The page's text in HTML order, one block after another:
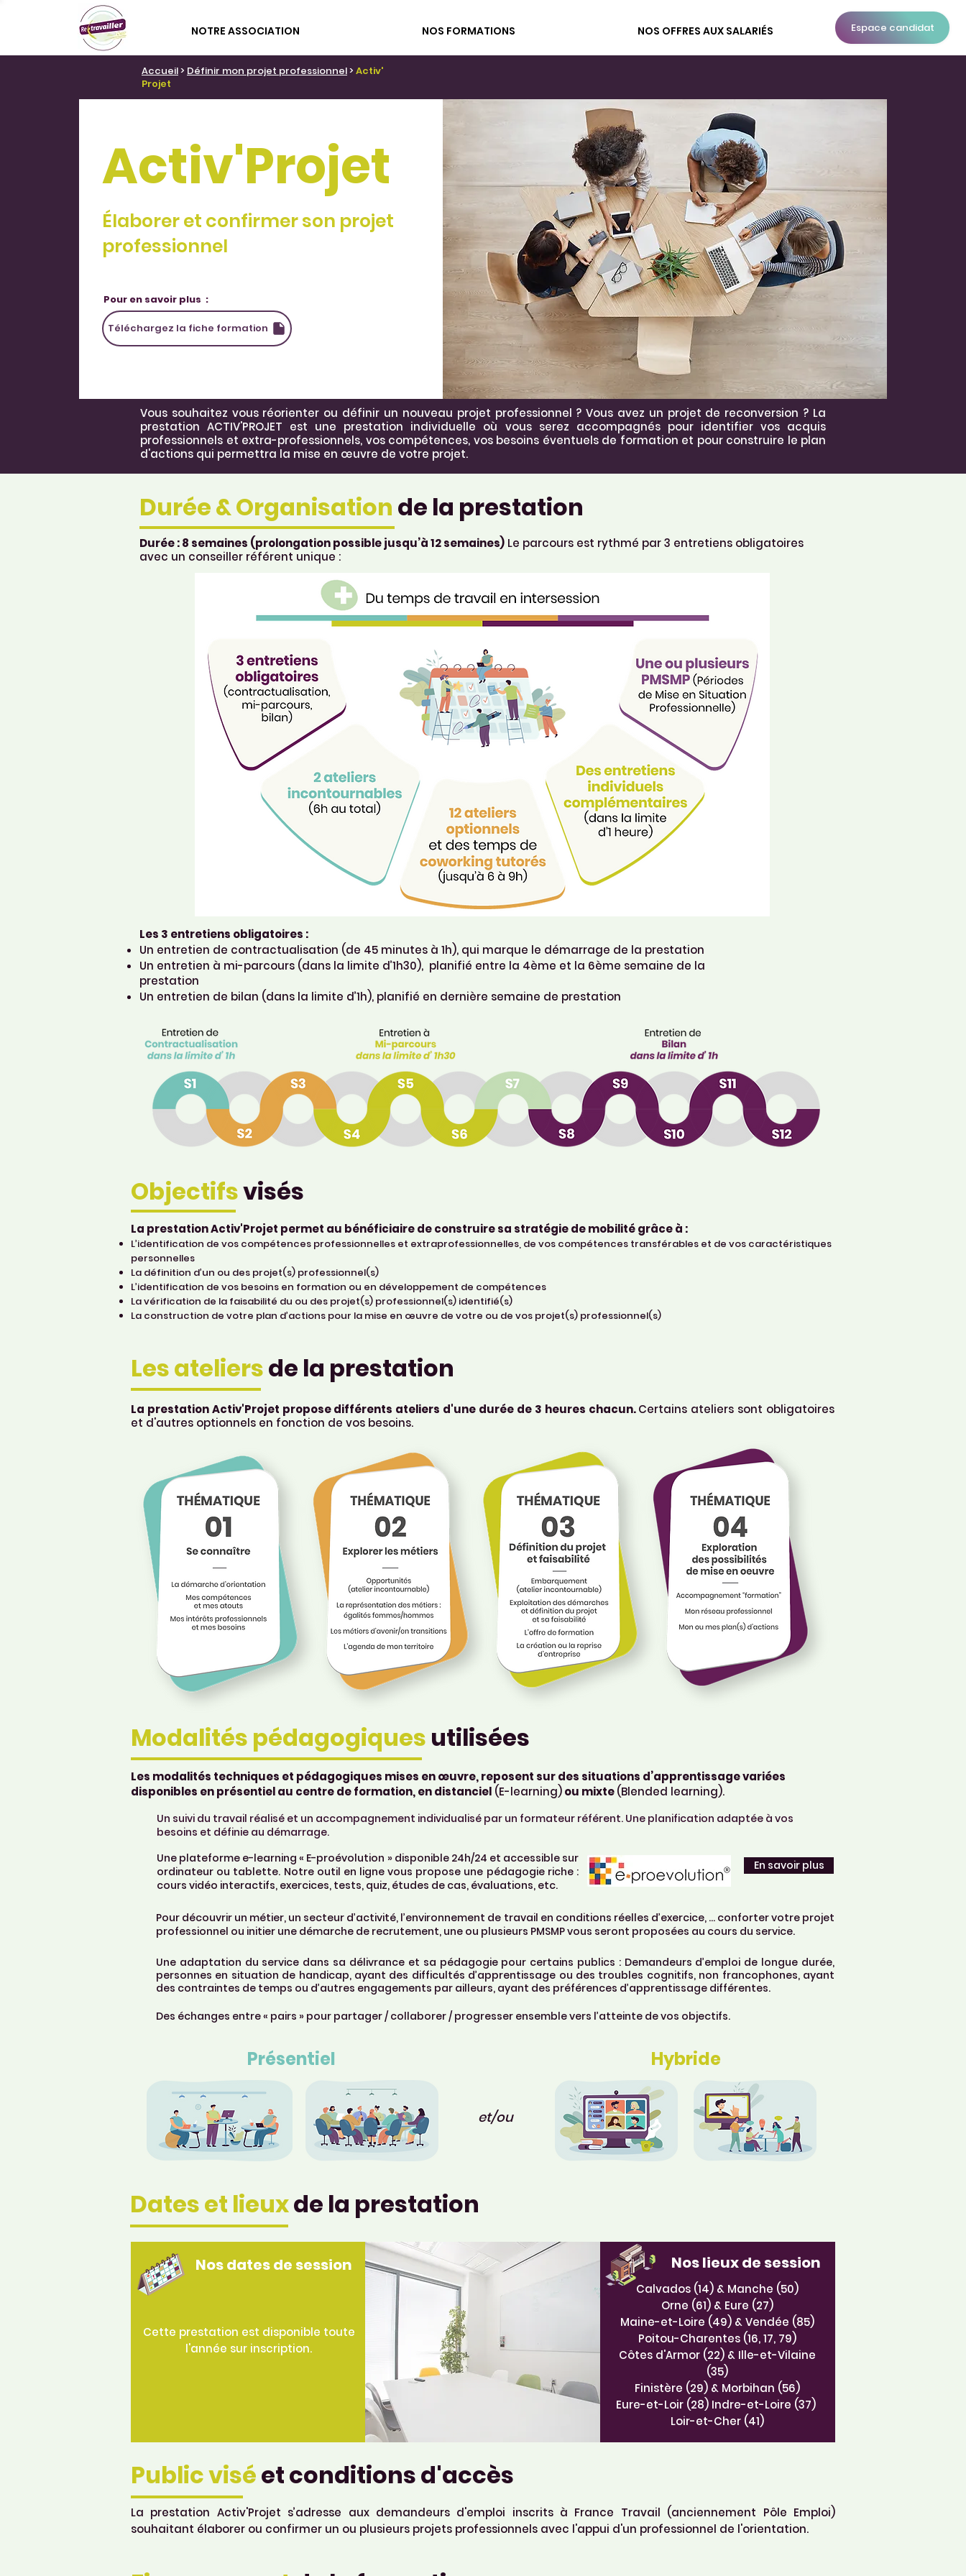
NOTRE ASSOCIATION NOS FORMATIONS NOS OFFRES AUX SALARIÉS Espace candidat
Accueil> Définir mon projet professionnel> Activ'
Projet
Activ'Projet
Élaborer et confirmer son projet
professionnel
Pour en savoir plus :
Téléchargez la fiche formation
Vous souhaitez vous réorienter ou définir un nouveau projet professionnel ? Vous avez un projet de reconversion ? ​La
prestation ACTIV'PROJET est une prestation individuelle où vous serez accompagnés pour identifier vos acquis
professionnels et extra-professionnels, vos compétences, vos besoins éventuels de formation et pour construire le plan
d'actions qui permettra la mise en œuvre de votre projet.
Durée & Organisation de la prestation
Durée : 8 semaines (prolongation possible jusqu’à 12 semaines) Le parcours est rythmé par 3 entretiens obligatoires
avec un conseiller référent unique :
Les 3 entretiens obligatoires :
Un entretien de contractualisation (de 45 minutes à 1h), qui marque le démarrage de la prestation
Un entretien à mi-parcours (dans la limite d’1h30), planifié entre la 4ème et la 6ème semaine de la
prestation
Un entretien de bilan (dans la limite d’1h), planifié en dernière semaine de prestation
Objectifsvisés
La prestation Activ'Projet permet au bénéficiaire de construire sa stratégie de mobilité grâce à :
L’identification de vos compétences professionnelles et extraprofessionnelles, de vos compétences transférables et de vos caractéristiques
personnelles
La définition d’un ou des projet(s) professionnel(s)
L’identification de vos besoins en formation ou en développement de compétences
La vérification de la faisabilité du ou des projet(s) professionnel(s) identifié(s)
La construction de votre plan d’actions pour la mise en œuvre de votre ou de vos projet(s) professionnel(s)
Les ateliersde la prestation
La prestation Activ'Projet propose différents ateliers d'une durée de 3 heures chacun.Certains ateliers sont obligatoires
et d'autres optionnels en fonction de vos besoins.
Modalités pédagogiques utilisées
Les modalités techniques et pédagogiques mises en œuvre, reposent sur des situations d’apprentissage variées
disponibles en présentiel au centre de formation, en distanciel (E-learning)ou mixte(Blended learning).
Un suivi du travail réalisé et un accompagnement individualisé par un formateur référent. Une planification adaptée à vos
besoins et définie au démarrage.
Une plateforme e-learning « E-proévolution » disponible 24h/24 et accessible sur
ordinateur ou tablette. Notre outil en ligne vous propose une pédagogie riche :
cours vidéo interactifs, exercices, tests, quiz, études de cas, évaluations, etc.
En savoir plus
Pour découvrir un métier, un secteur d’activité, l’environnement de travail en conditions réelles d’exercice, ... conforter votre projet
professionnel ou initier une démarche de recrutement, une ou plusieurs PMSMP vous seront proposées au cours du service.
Une adaptation du service dans sa délivrance et sa pédagogie pour certains publics : Demandeurs d’emploi de longue durée,
personnes en situation de handicap, ayant des difficultés d’apprentissage ou des troubles cognitifs, non francophones, ayant
des contraintes de temps ou d’autres engagements par ailleurs, ayant des préférences d’apprentissage différentes.
Des échanges entre « pairs » pour partager / collaborer / progresser ensemble vers l’atteinte de vos objectifs.
Présentiel
et/ou
Hybride
Dates et lieuxde la prestation
Nosdatesde session
Cette prestation est disponible toute
l'année sur inscription.
Nos lieuxde session
Calvados (14) & Manche (50)
Orne (61) & Eure (27)
Maine-et-Loire (49) & Vendée (85)
Poitou-Charentes (16, 17, 79)
Côtes d'Armor (22) & Ille-et-Vilaine
(35)
Finistère (29) & Morbihan (56)
Eure-et-Loir (28) Indre-et-Loire (37)
Loir-et-Cher (41)
Public viséet conditions d'accès
La prestation Activ'Projet s’adresse aux demandeurs d'emploi inscrits à France Travail (anciennement Pôle Emploi)
souhaitant élaborer ou confirmer un ou plusieurs projets professionnels avec l'appui d'un professionnel de l'orientation.